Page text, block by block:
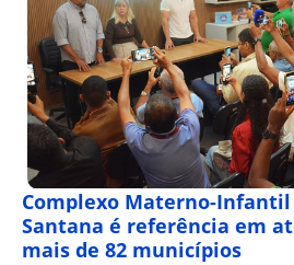
Complexo Materno-Infantil
Santana é referência em
mais de 82 municípios